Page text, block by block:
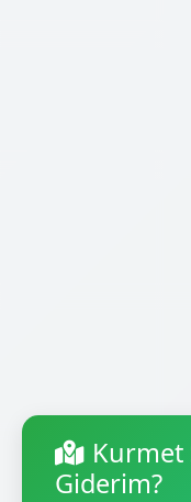
Kurmet
Giderim?